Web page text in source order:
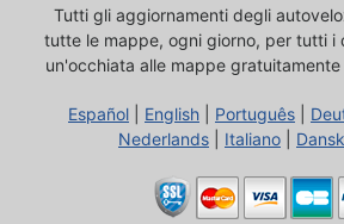
Tutti gli aggiornamenti degli
tutte le mappe, ogni giorno, per tutti i
un'occhiata alle mappe
Español English Português
Nederlands
Italiano Dansk